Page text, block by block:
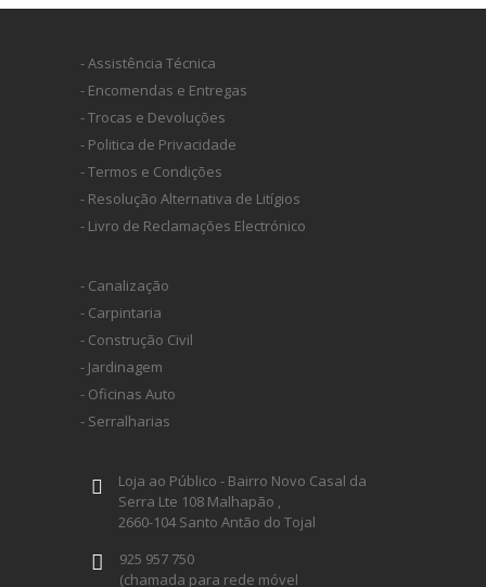
- Assistência Técnica
- Encomendas e Entregas
- Trocas e Devoluções
- Politica de Privacidade
- Termos e Condições
- Resolução Alternativa de Litígios
- Livro de Reclamações Electrónico
- Canalização
- Carpintaria
- Construção Civil
- Jardinagem
- Oficinas Auto
- Serralharias
Loja ao Público - Bairro Novo Casal da
Serra Lte 108 Malhapão ,
2660-104 Santo Antão do Tojal
925 957 750
(chamada para rede móvel